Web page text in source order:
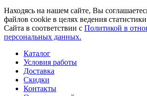
Находясь на нашем сайте, Вы
файлов cookie в целях ведения
Сайта в соответствии с Политикой в
персональных данных.
Каталог
Условия работы
Доставка
Скидки
Контакты